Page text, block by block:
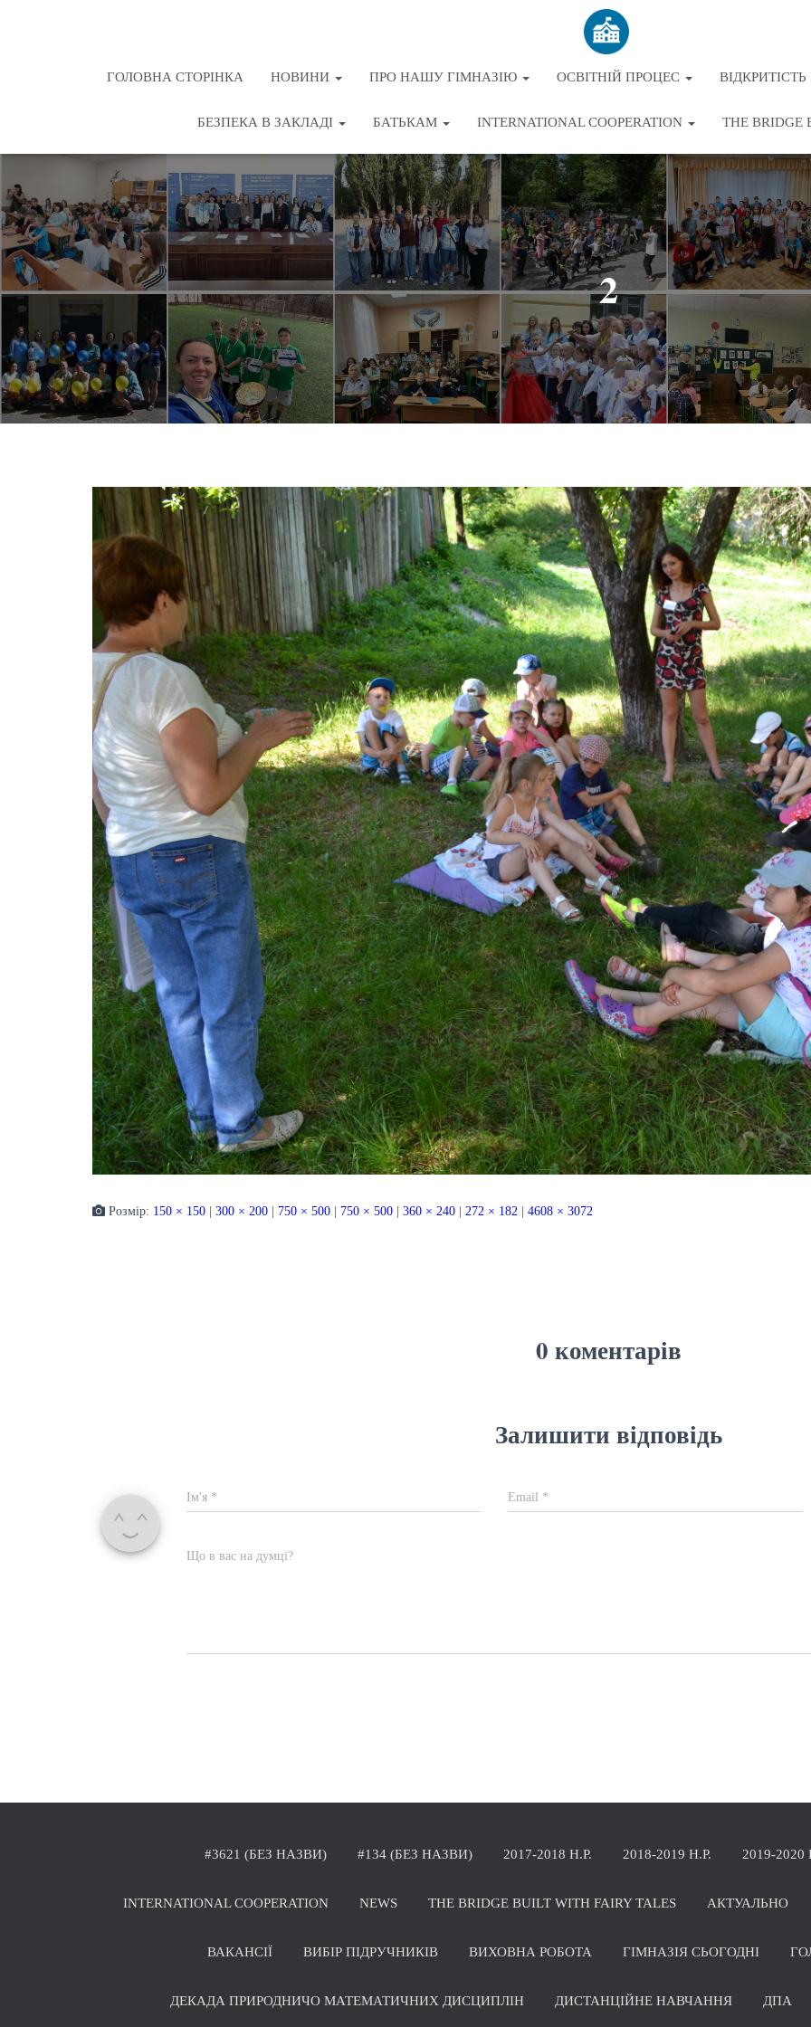
ГОЛОВНА СТОРІНКА НОВИНИ ПРО НАШУ ГІМНАЗІЮ ОСВІТНІЙ ПРОЦЕС
БЕЗПЕКА В ЗАКЛАДІ БАТЬКАМ INTERNATIONAL COOPERATION THE BRIDGE
2
Розмір: 150 × 150 300 × 200 750 × 500 750 × 500 360 × 240 272 × 182 4608 × 3072
0 коментарів
Залишити відповідь
Ім'я * Email *
Що в вас на думці?
#3621 (БЕЗ НАЗВИ) #134 (БЕЗ НАЗВИ) 2017-2018 Н.Р. 2018-2019 Н.Р. 2019-2020
INTERNATIONAL COOPERATION NEWS THE BRIDGE BUILT WITH FAIRY TALES АКТУАЛЬНО
ВАКАНСІЇ ВИБІР ПІДРУЧНИКІВ ВИХОВНА РОБОТА ГІМНАЗІЯ СЬОГОДНІ
ДЕКАДА ПРИРОДНИЧО МАТЕМАТИЧНИХ ДИСЦИПЛІН ДИСТАНЦІЙНЕ НАВЧАННЯ ДПА